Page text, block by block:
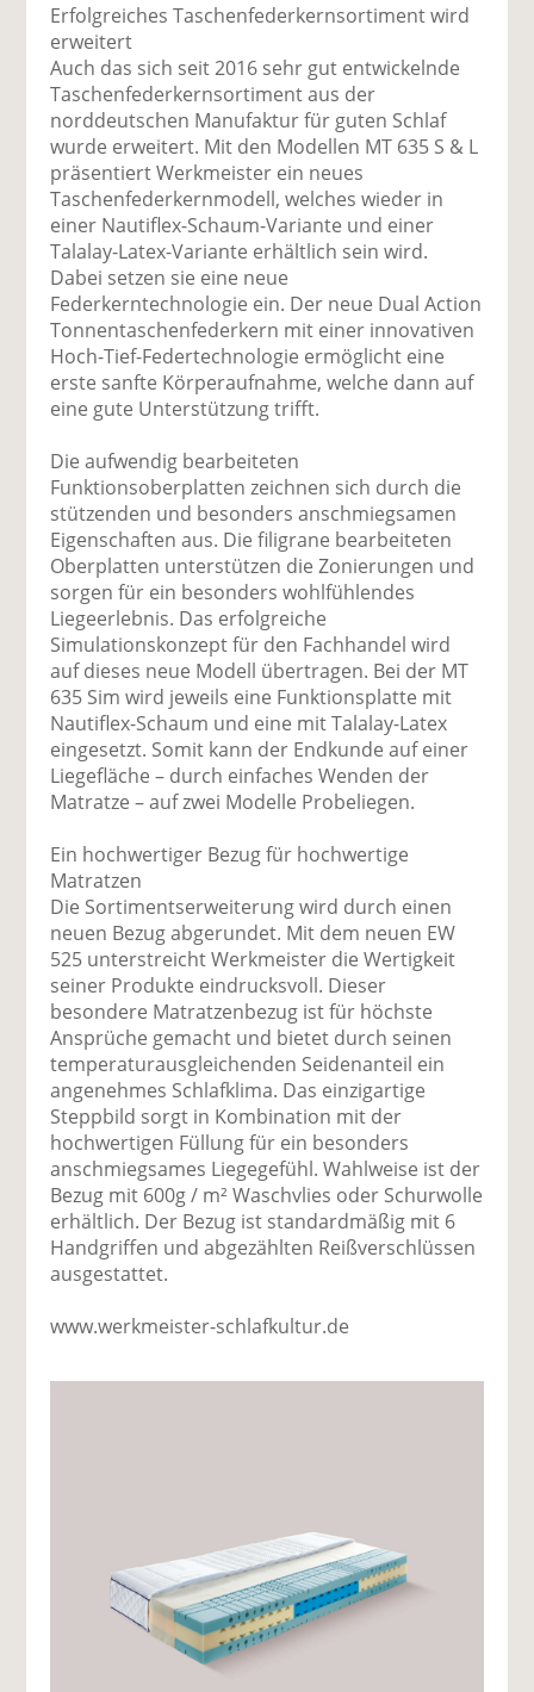
Erfolgreiches Taschenfederkernsortiment wird
erweitert
Auch das sich seit 2016 sehr gut entwickelnde
Taschenfederkernsortiment aus der
norddeutschen Manufaktur für guten Schlaf
wurde erweitert. Mit den Modellen MT 635 S & L
präsentiert Werkmeister ein neues
Taschenfederkernmodell, welches wieder in
einer Nautiflex-Schaum-Variante und einer
Talalay-Latex-Variante erhältlich sein wird.
Dabei setzen sie eine neue
Federkerntechnologie ein. Der neue Dual Action
Tonnentaschenfederkern mit einer innovativen
Hoch-Tief-Federtechnologie ermöglicht eine
erste sanfte Körperaufnahme, welche dann auf
eine gute Unterstützung trifft.
Die aufwendig bearbeiteten
Funktionsoberplatten zeichnen sich durch die
stützenden und besonders anschmiegsamen
Eigenschaften aus. Die filigrane bearbeiteten
Oberplatten unterstützen die Zonierungen und
sorgen für ein besonders wohlfühlendes
Liegeerlebnis. Das erfolgreiche
Simulationskonzept für den Fachhandel wird
auf dieses neue Modell übertragen. Bei der MT
635 Sim wird jeweils eine Funktionsplatte mit
Nautiflex-Schaum und eine mit Talalay-Latex
eingesetzt. Somit kann der Endkunde auf einer
Liegefläche – durch einfaches Wenden der
Matratze – auf zwei Modelle Probeliegen.
Ein hochwertiger Bezug für hochwertige
Matratzen
Die Sortimentserweiterung wird durch einen
neuen Bezug abgerundet. Mit dem neuen EW
525 unterstreicht Werkmeister die Wertigkeit
seiner Produkte eindrucksvoll. Dieser
besondere Matratzenbezug ist für höchste
Ansprüche gemacht und bietet durch seinen
temperaturausgleichenden Seidenanteil ein
angenehmes Schlafklima. Das einzigartige
Steppbild sorgt in Kombination mit der
hochwertigen Füllung für ein besonders
anschmiegsames Liegegefühl. Wahlweise ist der
Bezug mit 600g / m² Waschvlies oder Schurwolle
erhältlich. Der Bezug ist standardmäßig mit 6
Handgriffen und abgezählten Reißverschlüssen
ausgestattet.
www.werkmeister-schlafkultur.de